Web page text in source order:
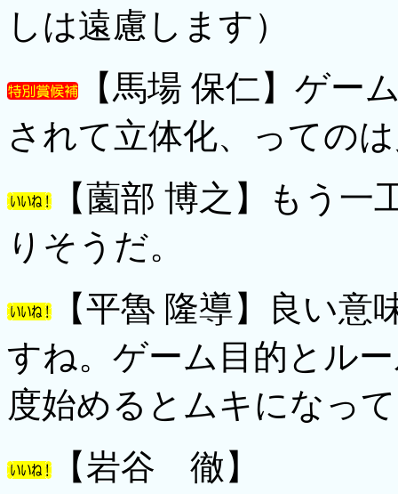
しは遠慮します）
【馬場 保仁】ゲー
されて立体化、っての
【薗部 博之】もう
りそうだ。
【平魯 隆導】良い
すね。ゲーム目的とル
度始めるとムキになっ
【岩谷 徹】